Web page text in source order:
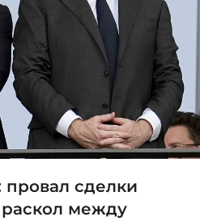
провал сделки
между